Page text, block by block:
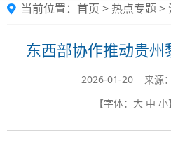
当前位置： 首页 > 热点专题>
东西部协作推动贵
2026-01-20 来源
【字体： 大 中 小